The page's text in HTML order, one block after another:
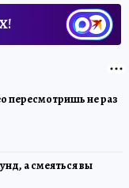
пересмотришь не раз
а смеяться вы